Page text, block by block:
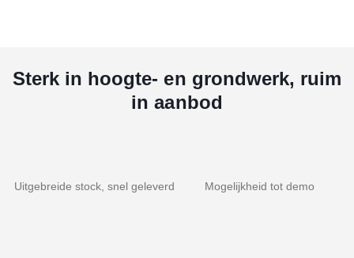
Sterk in hoogte- en grondwerk, ruim
in aanbod
Uitgebreide stock, snel geleverd Mogelijkheid tot demo